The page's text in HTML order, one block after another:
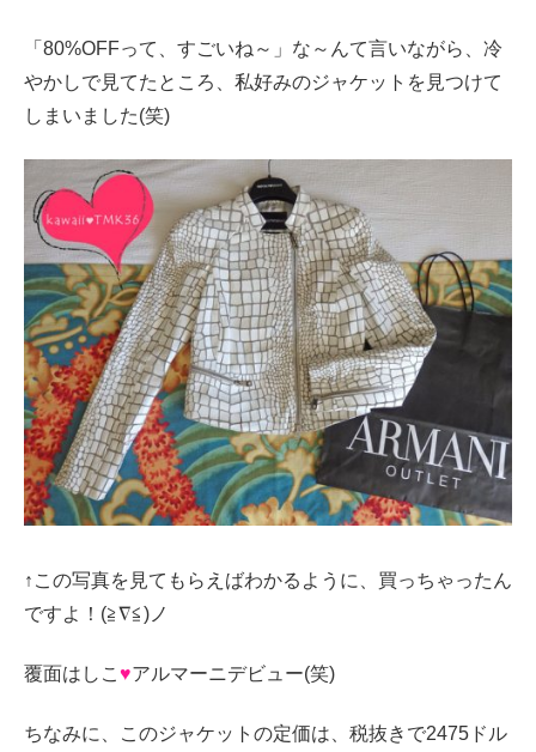
「80%OFFって、すごいね～」な～んて言いながら、冷
やかしで見てたところ、私好みのジャケットを見つけて
しまいました(笑)
↑この写真を見てもらえばわかるように、買っちゃったん
ですよ！(≧∇≦)ノ
覆面はしこ ♥アルマーニデビュー(笑)
ちなみに、このジャケットの定価は、税抜きで2475ドル